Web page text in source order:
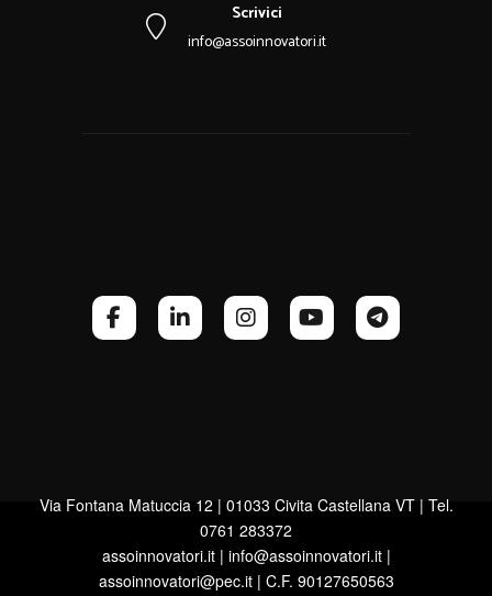
Scrivici
info@assoinnovatori.it
Via Fontana Matuccia 12 | 01033 Civita Castellana VT | Tel.
0761 283372
assoinnovatori.it | info@assoinnovatori.it |
assoinnovatori@pec.it | C.F. 90127650563